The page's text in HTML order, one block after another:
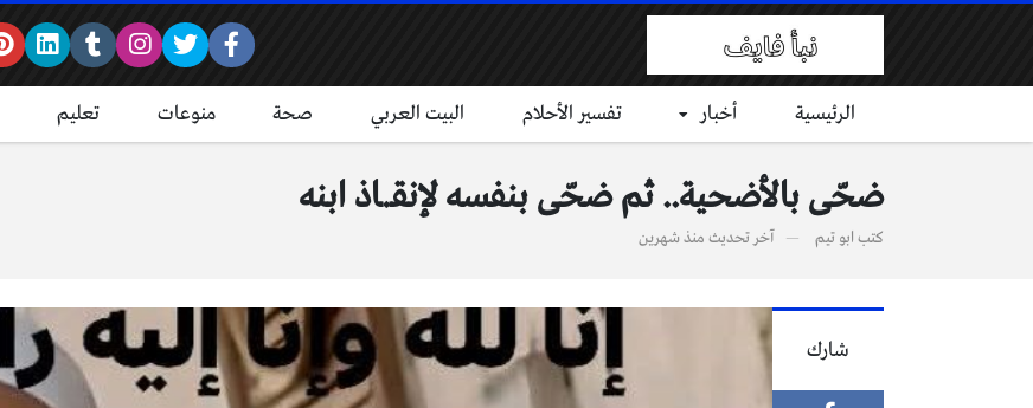
الرئيسية أخبار تفسير الأحلام البيت العربي صحة منوعات تعليم
ضحّى بالأضحية.. ثم ضحّى بنفسه لإنقـ.ـاذ ابنه
كتب ابو تيم آخر تحديث منذ شهرين
شارك